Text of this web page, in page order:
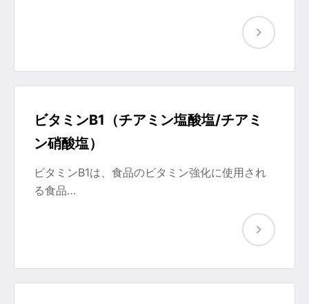
ビタミンB1（チアミン塩酸塩/チアミ
ン硝酸塩）
ビタミンB1は、食品のビタミン強化に使用され
る食品…